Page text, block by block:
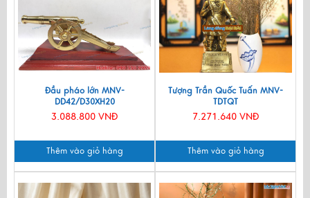
Đầu pháo lớn MNV-
DD42/D30XH20
3.088.800 VNĐ
Thêm vào giỏ hàng
Tượng Trần Quốc Tuấn MNV-
TDTQT
7.271.640 VNĐ
Thêm vào giỏ hàng